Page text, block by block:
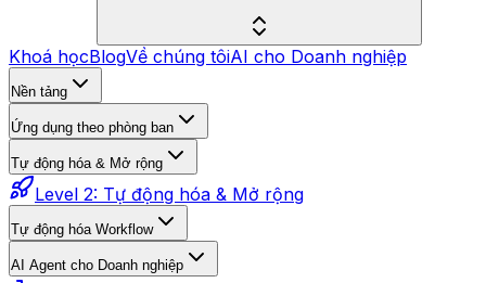
Khoá họcBlogVề chúng tôiAI cho Doanh nghiệp
Nền tảng
Ứng dụng theo phòng ban
Tự động hóa & Mở rộng
Level 2: Tự động hóa & Mở rộng
Tự động hóa Workflow
AI Agent cho Doanh nghiệp